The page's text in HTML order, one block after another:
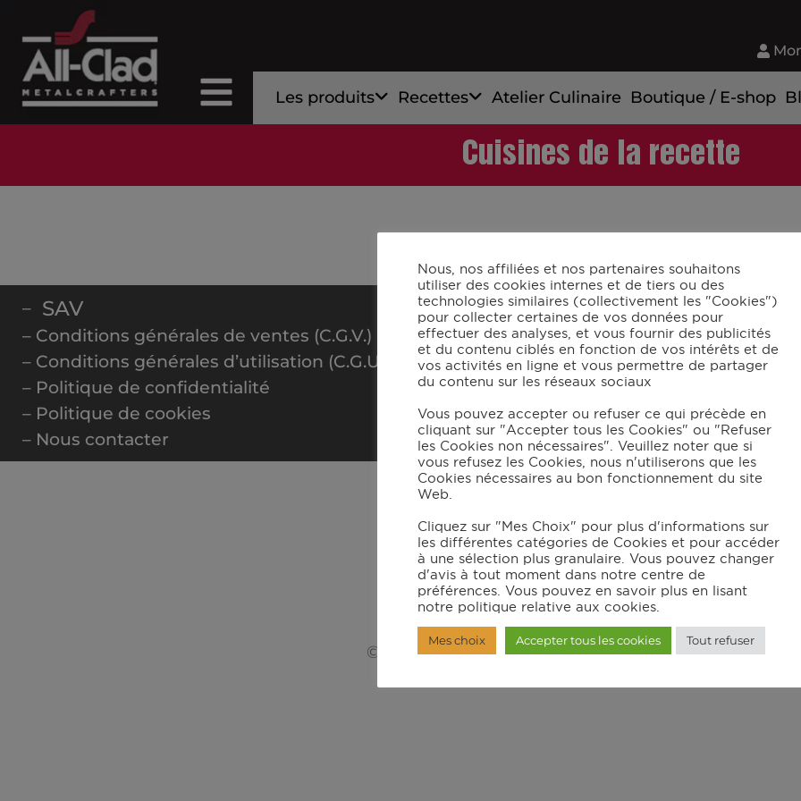
Les produits Recettes Atelier Culinaire Boutique / E-shop
Cuisines de la recette
– SAV
– Conditions générales de ventes (C.G.V.)
– Conditions générales d’utilisation (C.G.U.)
– Politique de confidentialité
– Politique de cookies
– Nous contacter
– Boutique
– Espace
Partenaire
Inscrivez-vous
© 2022 All-Clad – Tous droits réservés |Mentions
Nous, nos affiliées et nos partenaires souhaitons
utiliser des cookies internes et de tiers ou des
technologies similaires (collectivement les "Cookies")
pour collecter certaines de vos données pour
effectuer des analyses, et vous fournir des publicités
et du contenu ciblés en fonction de vos intérêts et de
vos activités en ligne et vous permettre de partager
du contenu sur les réseaux sociaux
Vous pouvez accepter ou refuser ce qui précède en
cliquant sur "Accepter tous les Cookies" ou "Refuser
les Cookies non nécessaires". Veuillez noter que si
vous refusez les Cookies, nous n'utiliserons que les
Cookies nécessaires au bon fonctionnement du site
Web.
Cliquez sur "Mes Choix" pour plus d'informations sur
les différentes catégories de Cookies et pour accéder
à une sélection plus granulaire. Vous pouvez changer
d'avis à tout moment dans notre centre de
préférences. Vous pouvez en savoir plus en lisant
notre politique relative aux cookies.
Mes choix Accepter tous les cookies Tout refuser